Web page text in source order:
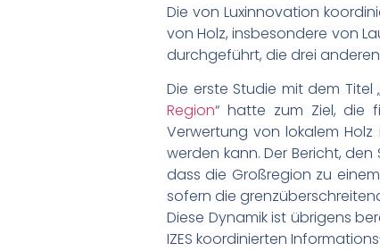
Die von Luxinnovation
von Holz, insbesondere von
durchgeführt, die drei
Die erste Studie mit dem Titel
Region“ hatte zum Ziel, die
Verwertung von lokalem
werden kann. Der Bericht, den
dass die Großregion zu
sofern die
Diese Dynamik ist übrigens
IZES koordinierten